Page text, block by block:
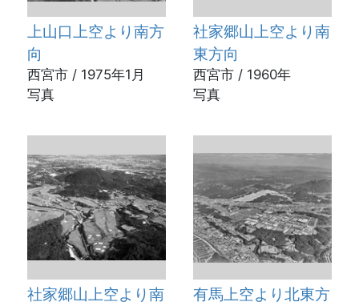
上山口上空より南方
向
西宮市 / 1975年1月
写真
社家郷山上空より南
東方向
西宮市 / 1960年
写真
社家郷山上空より南
有馬上空より北東方